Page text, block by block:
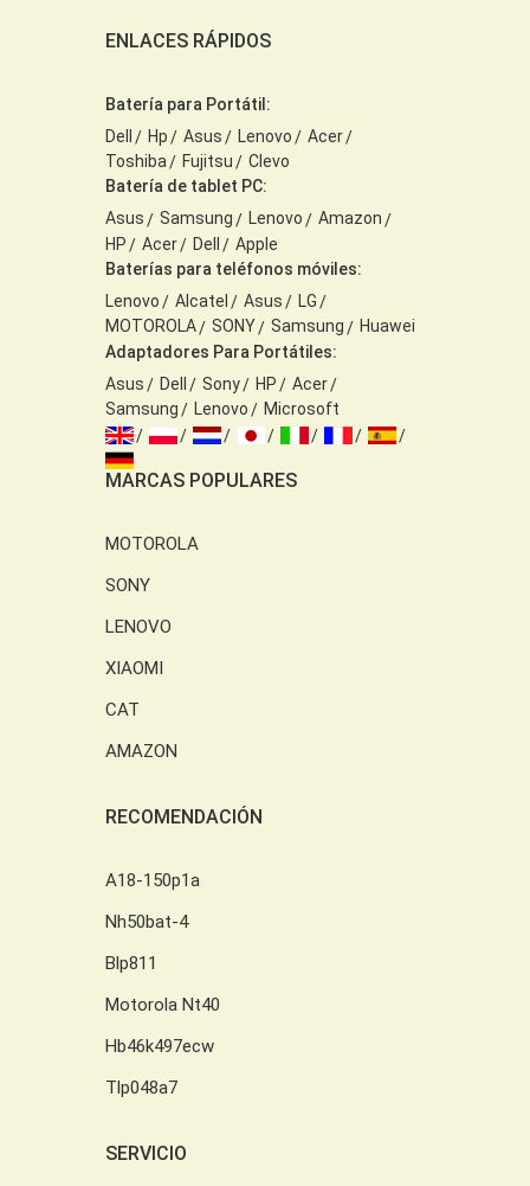
ENLACES RÁPIDOS
Batería para Portátil:
Dell
Hp Asus Lenovo
Acer
Toshiba
Fujitsu
Clevo
Batería de tablet PC:
Asus
Samsung Lenovo
Amazon
HP
Acer Dell
Apple
Baterías para teléfonos móviles:
Lenovo
Alcatel Asus
LG
MOTOROLA
SONY Samsung
Huawei
Adaptadores Para Portátiles:
Asus
Dell Sony HP
Acer
Samsung
Lenovo Microsoft
MARCAS POPULARES
MOTOROLA
SONY
LENOVO
XIAOMI
CAT
AMAZON
RECOMENDACIÓN
A18-150p1a
Nh50bat-4
Blp811
Motorola Nt40
Hb46k497ecw
Tlp048a7
SERVICIO